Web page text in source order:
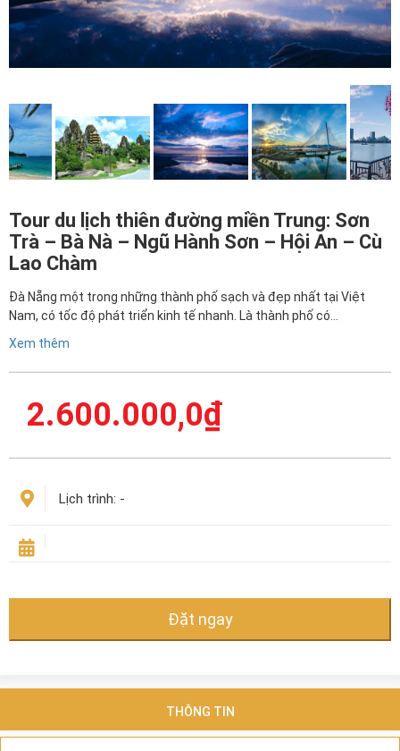
Tour du lịch thiên đường miền Trung: Sơn
Trà – Bà Nà – Ngũ Hành Sơn – Hội An – Cù
Lao Chàm
Đà Nẵng một trong những thành phố sạch và đẹp nhất tại Việt
Nam, có tốc độ phát triển kinh tế nhanh. Là thành phố có…
Xem thêm
2.600.000,0₫
Lịch trình: -
Đặt ngay
THÔNG TIN